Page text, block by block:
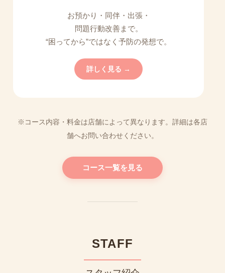
お預かり・同伴・出張・
問題行動改善まで。
“困ってから”ではなく予防の発想で。
詳しく見る →
※コース内容・料金は店舗によって異なります。詳細は各店
舗へお問い合わせください。
コース一覧を見る
STAFF